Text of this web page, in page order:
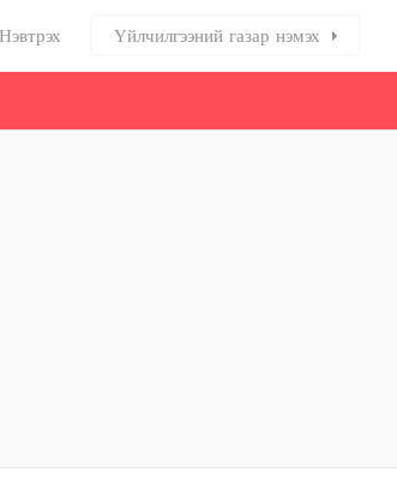
Нэвтрэх Үйлчилгээний газар нэмэх